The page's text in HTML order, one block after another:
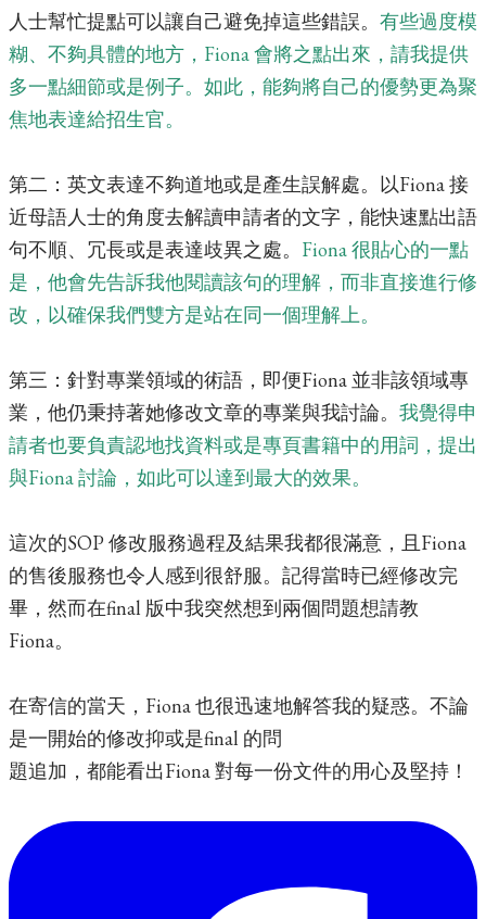
人士幫忙提點可以讓自己避免掉這些錯誤。 有些過度模
糊、不夠具體的地方，Fiona 會將之點出來，請我提供
多一點細節或是例子。如此，能夠將自己的優勢更為聚
焦地表達給招生官。
第二：英文表達不夠道地或是產生誤解處。以Fiona 接
近母語人士的角度去解讀申請者的文字，能快速點出語
句不順、冗長或是表達歧異之處。 Fiona 很貼心的一點
是，他會先告訴我他閱讀該句的理解，而非直接進行修
改，以確保我們雙方是站在同一個理解上。
第三：針對專業領域的術語，即便Fiona 並非該領域專
業，他仍秉持著她修改文章的專業與我討論。 我覺得申
請者也要負責認地找資料或是專頁書籍中的用詞，提出
與Fiona 討論，如此可以達到最大的效果。
這次的SOP 修改服務過程及結果我都很滿意，且Fiona
的售後服務也令人感到很舒服。記得當時已經修改完
畢，然而在final 版中我突然想到兩個問題想請教
Fiona。
在寄信的當天，Fiona 也很迅速地解答我的疑惑。不論
是一開始的修改抑或是final 的問
題追加，都能看出Fiona 對每一份文件的用心及堅持！